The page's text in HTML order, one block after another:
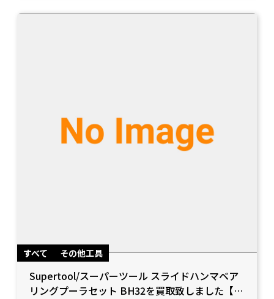
すべて その他工具
Supertool/スーパーツール スライドハンマベア
リングプーラセット BH32を買取致しました【愛